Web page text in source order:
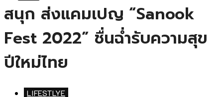
สนุก ส่งแคมเปญ “Sanook
Fest 2022” ชื่นฉ่ำรับความสุข
ปีใหม่ไทย
LIFESTLYE